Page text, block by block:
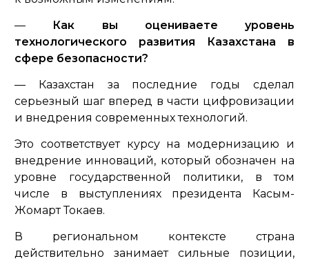
— Как вы оцениваете уровень
технологического развития Казахстана в
сфере безопасности?
— Казахстан за последние годы сделал
серьезный шаг вперед в части цифровизации
и внедрения современных технологий.
Это соответствует курсу на модернизацию и
внедрение инноваций, который обозначен на
уровне государственной политики, в том
числе в выступлениях президента Касым-
Жомарт Токаев.
В региональном контексте страна
действительно занимает сильные позиции,